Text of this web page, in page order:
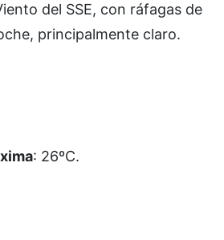
del SSE, con ráfagas de
principalmente claro.
: 26ºC.